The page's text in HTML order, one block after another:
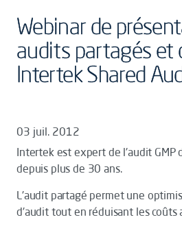
Webinar de
audits partagés et
Intertek Shared
03 juil. 2012
Intertek est expert de l'audit GMP
depuis plus de 30 ans.
L'audit partagé permet une
d'audit tout en réduisant les coûts